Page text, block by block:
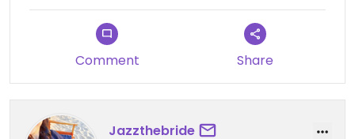
Comment Share
Jazzthebride